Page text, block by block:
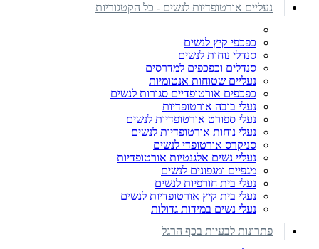
נעליים אורטופדיות לנשים - כל הקטגוריות
כפכפי קיץ לנשים
סנדלי נוחות לנשים
סנדלים וכפכפים למדרסים
נעליים שטוחות אנטומיות
כפכפים אורטופדיים סגורות לנשים
נעלי בובה אורטופדיות
נעלי ספורט אורטופדיות לנשים
נעלי נוחות אורטופדיות לנשים
סניקרס אורטופדי לנשים
נעליי נשים אלגנטיות אורטופדיות
מגפיים ומגפונים לנשים
נעלי בית חורפיות לנשים
נעלי בית קיץ אורטופדיות לנשים
נעלי נשים במידות גדולות
פתרונות לבעיות בכף הרגל